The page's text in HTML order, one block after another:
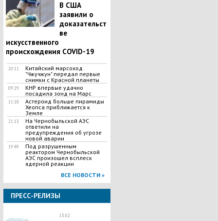
В США
заявили о
доказательст
ве
искусственного
происхождения COVID-19
20:11
Китайский марсоход
"Чжучжун" передал первые
снимки с Красной планеты
09:29
КНР впервые удачно
посадила зонд на Марс
11:18
Астероид больше пирамиды
Хеопса приближается к
Земле
21:13
На Чернобыльской АЭС
ответили на
предупреждения об угрозе
новой аварии
19:49
Под разрушенным
реактором Чернобыльской
АЭС произошел всплеск
ядерной реакции
ВСЕ НОВОСТИ »
ПРЕСС-РЕЛИЗЫ
13:02